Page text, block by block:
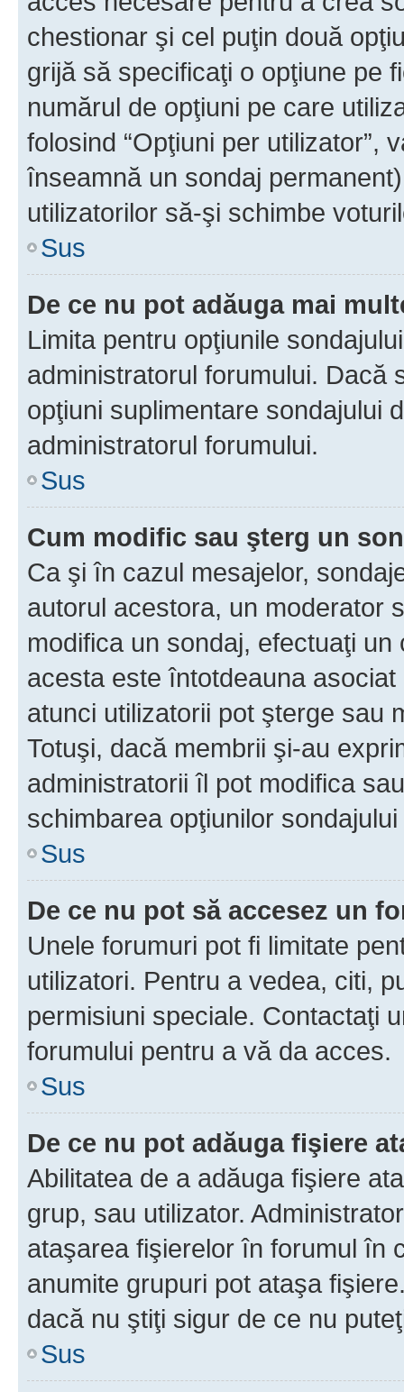
chestionar şi cel puţin două
grijă să specificaţi o opţiune pe
numărul de opţiuni pe care
folosind “Opţiuni per utilizator”,
înseamnă un sondaj
utilizatorilor să-şi schimbe
Sus
De ce nu pot adăuga mai
Limita pentru opţiunile
administratorul forumului. Dacă
opţiuni suplimentare sondajului
administratorul forumului.
Sus
Cum modific sau şterg un
Ca şi în cazul mesajelor,
autorul acestora, un moderator
modifica un sondaj, efectuaţi
acesta este întotdeauna
atunci utilizatorii pot şterge sau
Totuşi, dacă membrii şi-au
administratorii îl pot modifica
schimbarea opţiunilor
Sus
De ce nu pot să accesez un
Unele forumuri pot fi limitate
utilizatori. Pentru a vedea, citi,
permisiuni speciale. Contactaţi
forumului pentru a vă da acces.
Sus
De ce nu pot adăuga fişiere
Abilitatea de a adăuga fişiere
grup, sau utilizator.
ataşarea fişierelor în forumul în
anumite grupuri pot ataşa
dacă nu ştiţi sigur de ce nu
Sus